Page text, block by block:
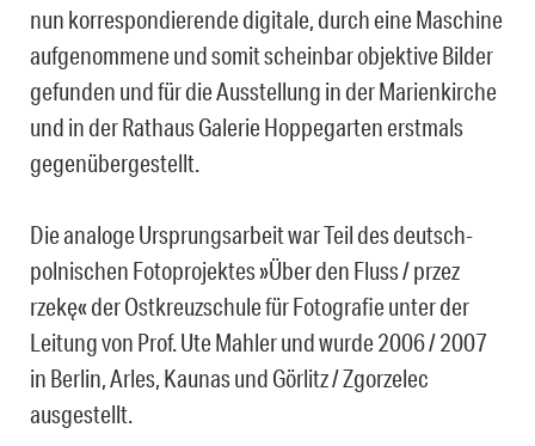
nun korrespondierende digitale, durch eine Maschine
aufgenommene und somit scheinbar objektive Bilder
gefunden und für die Ausstellung in der Marienkirche
und in der Rathaus Galerie Hoppegarten erstmals
gegenübergestellt.
Die analoge Ursprungsarbeit war Teil des deutsch-
polnischen Fotoprojektes »Über den Fluss / przez
rzekę« der Ostkreuzschule für Fotografie unter der
Leitung von Prof. Ute Mahler und wurde 2006 / 2007
in Berlin, Arles, Kaunas und Görlitz / Zgorzelec
ausgestellt.